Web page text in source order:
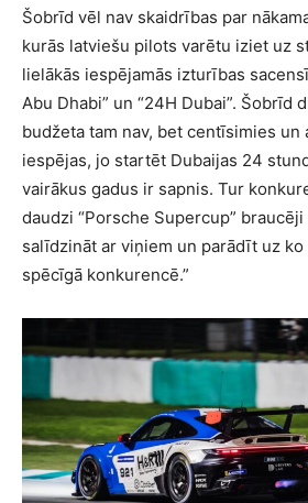
Šobrīd vēl nav skaidrības par
kurās latviešu pilots varētu iziet uz
lielākās iespējamās izturības
Abu Dhabi” un “24H Dubai”. Šobrīd
budžeta tam nav, bet centīsimies un
iespējas, jo startēt Dubaijas 24
vairākus gadus ir sapnis. Tur
daudzi “Porsche Supercup”
salīdzināt ar viņiem un parādīt uz
spēcīgā konkurencē.”